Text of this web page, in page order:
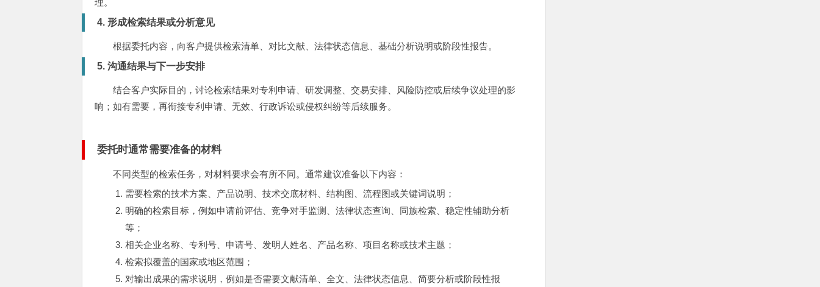
理。
4. 形成检索结果或分析意见
根据委托内容，向客户提供检索清单、对比文献、法律状态信息、基础分析说明或阶段性报告。
5. 沟通结果与下一步安排
结合客户实际目的，讨论检索结果对专利申请、研发调整、交易安排、风险防控或后续争议处理的影
响；如有需要，再衔接专利申请、无效、行政诉讼或侵权纠纷等后续服务。
委托时通常需要准备的材料
不同类型的检索任务，对材料要求会有所不同。通常建议准备以下内容：
需要检索的技术方案、产品说明、技术交底材料、结构图、流程图或关键词说明；
明确的检索目标，例如申请前评估、竞争对手监测、法律状态查询、同族检索、稳定性辅助分析
等；
相关企业名称、专利号、申请号、发明人姓名、产品名称、项目名称或技术主题；
检索拟覆盖的国家或地区范围；
对输出成果的需求说明，例如是否需要文献清单、全文、法律状态信息、简要分析或阶段性报